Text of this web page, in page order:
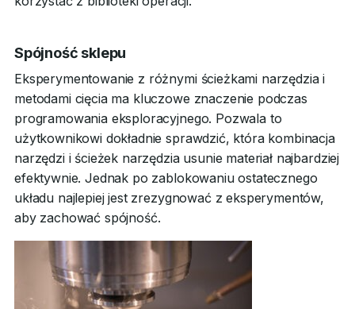
Spójność sklepu
Eksperymentowanie z różnymi ścieżkami narzędzia i
metodami cięcia ma kluczowe znaczenie podczas
programowania eksploracyjnego. Pozwala to
użytkownikowi dokładnie sprawdzić, która kombinacja
narzędzi i ścieżek narzędzia usunie materiał najbardziej
efektywnie. Jednak po zablokowaniu ostatecznego
układu najlepiej jest zrezygnować z eksperymentów,
aby zachować spójność.